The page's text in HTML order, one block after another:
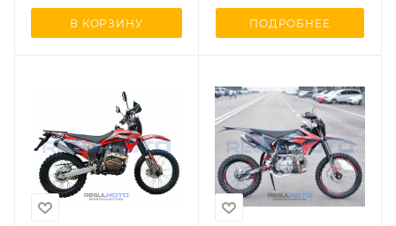
В КОРЗИНУ ПОДРОБНЕЕ